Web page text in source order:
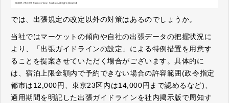
では、出張規定の改定以外の対策はあるのでしょうか。
当社ではマーケットの傾向や自社の出張データの把握状況に
より、「出張ガイドラインの設定」による特例措置を用意す
ることを提案させていただく場合がございます。具体的に
は、宿泊上限金額内で予約できない場合の許容範囲(政令指定
都市は12,000円、東京23区内は14,000円まで認めるなど)
適用期間を明記した出張ガイドラインを社内掲示版で周知す